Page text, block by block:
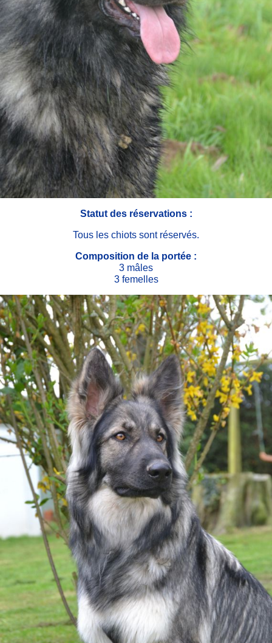
Statut des réservations :
Tous les chiots sont réservés.
Composition de la portée :
3 mâles
3 femelles